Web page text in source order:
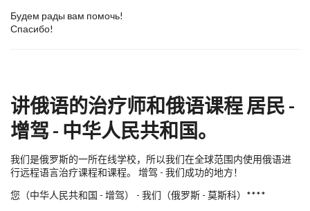
Будем рады вам помочь!
Спасибо!
讲俄语的治疗师和俄语课程 居民 -
增驾 - 中华人民共和国。
我们是俄罗斯的一所在线学校，所以我们在全球范围内使用俄语进
行远程语言治疗课程和课程。 增驾 - 我们成功的地方！
您（中华人民共和国 - 增驾） - 我们（俄罗斯 - 莫斯科）****